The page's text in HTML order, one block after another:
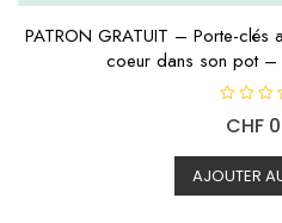
PATRON GRATUIT – Porte-
coeur dans son pot –
o
e
0
s
u
CHF
AJOUTER